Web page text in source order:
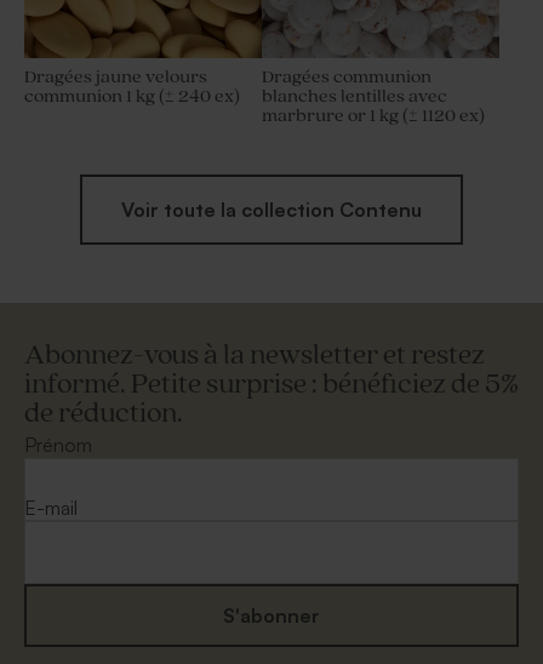
Dragées jaune velours
communion 1 kg (± 240 ex)
Dragées communion
blanches lentilles avec
marbrure or 1 kg (± 1120 ex)
Voir toute la collection Contenu
Abonnez-vous à la newsletter et restez
informé. Petite surprise : bénéficiez de 5%
de réduction.
Prénom
E-mail
S'abonner